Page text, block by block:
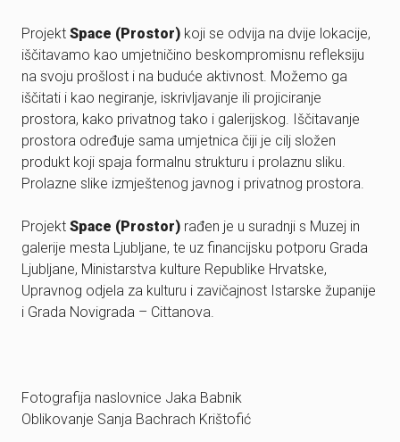
ProjektSpace (Prostor) koji se odvija na dvije lokacije,
iščitavamo kao umjetničino beskompromisnu refleksiju
na svoju prošlost i na buduće aktivnost. Možemo ga
iščitati i kao negiranje, iskrivljavanje ili projiciranje
prostora, kako privatnog tako i galerijskog. Iščitavanje
prostora određuje sama umjetnica čiji je cilj složen
produkt koji spaja formalnu strukturu i prolaznu sliku.
Prolazne slike izmještenog javnog i privatnog prostora.
ProjektSpace (Prostor) rađen je u suradnji s Muzej in
galerije mesta Ljubljane, te uz financijsku potporu Grada
Ljubljane, Ministarstva kulture Republike Hrvatske,
Upravnog odjela za kulturu i zavičajnost Istarske županije
i Grada Novigrada – Cittanova.
Fotografija naslovnice Jaka Babnik
Oblikovanje Sanja Bachrach Krištofić